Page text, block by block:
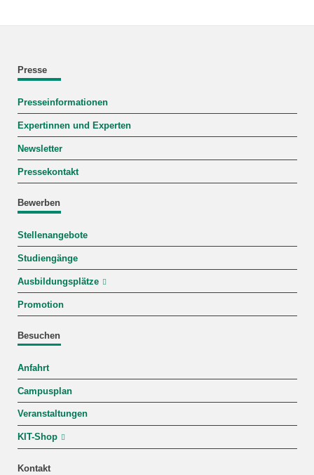
Presse
Presseinformationen
Expertinnen und Experten
Newsletter
Pressekontakt
Bewerben
Stellenangebote
Studiengänge
Ausbildungsplätze
Promotion
Besuchen
Anfahrt
Campusplan
Veranstaltungen
KIT-Shop
Kontakt